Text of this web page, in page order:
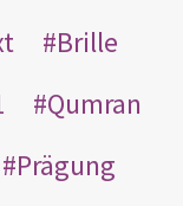
Brille
Qumran
Prägung